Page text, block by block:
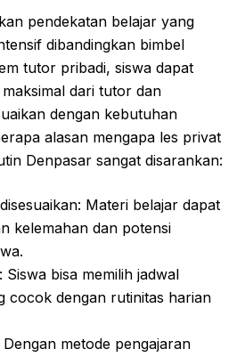
pendekatan belajar yang
dibandingkan bimbel
tutor pribadi, siswa dapat
dari tutor dan
dengan kebutuhan
alasan mengapa les privat
Denpasar sangat disarankan:
Materi belajar dapat
kelemahan dan potensi
Siswa bisa memilih jadwal
cocok dengan rutinitas harian
metode pengajaran